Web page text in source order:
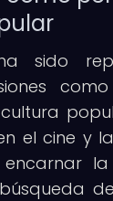
sido
el cine y la
encarnar